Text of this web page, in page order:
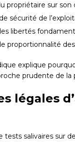
propriétaire sur son
sécurité de
libertés
proportionnalité
explique
prudente de la
légales
tests salivaires sur